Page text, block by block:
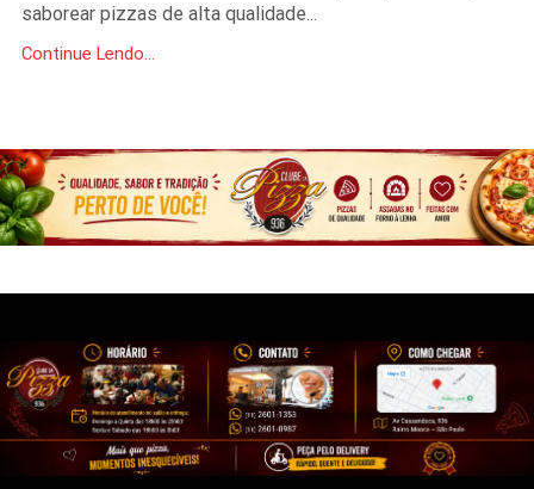
saborear pizzas de alta qualidade...
Continue Lendo...